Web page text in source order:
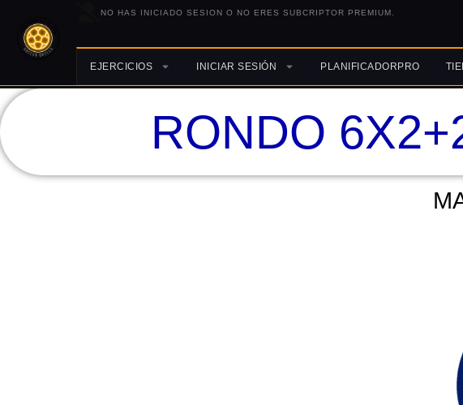
NO HAS INICIADO SESION O NO ERES SUBCRIPTOR PREMIUM.
EJERCICIOS INICIAR SESIÓN PLANIFICADORPRO
RONDO